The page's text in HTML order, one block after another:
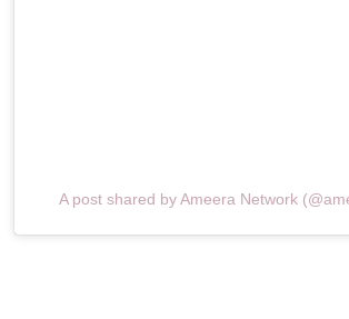
A post shared by Ameera Network